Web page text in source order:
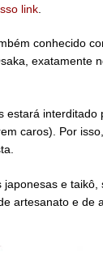
link
conhecido
exatamente
estará
caros). Por
e
artesanato e de